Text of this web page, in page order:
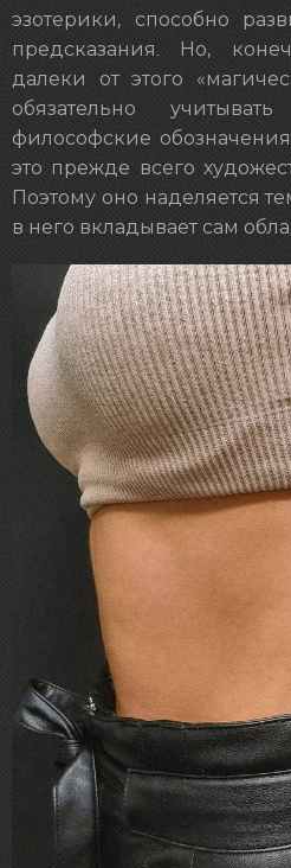
эзотерики, способно
предсказания. Но,
далеки от этого
обязательно
философские
это прежде всего
Поэтому оно наделяется
в него вкладывает сам